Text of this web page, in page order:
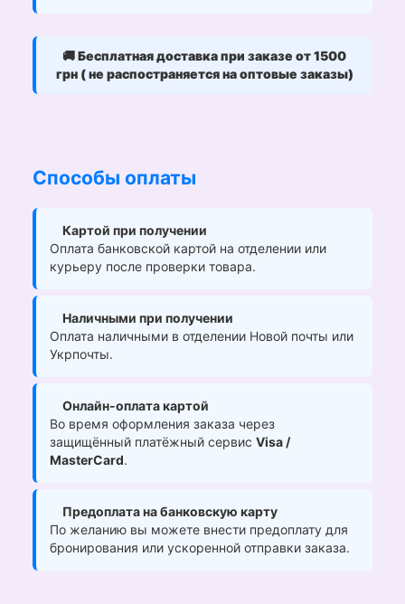
🚚Бесплатная доставка при заказе от 1500
грн ( не распостраняется на оптовые заказы)
Способы оплаты
Картой при получении
Оплата банковской картой на отделении или
курьеру после проверки товара.
Наличными при получении
Оплата наличными в отделении Новой почты или
Укрпочты.
Онлайн-оплата картой
Во время оформления заказа через
защищённый платёжный сервис Visa /
MasterCard.
Предоплата на банковскую карту
По желанию вы можете внести предоплату для
бронирования или ускоренной отправки заказа.